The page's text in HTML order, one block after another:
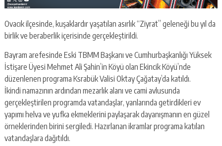
Ovacık ilçesinde, kuşaklardır yaşatılan asırlık “Ziyrat” geleneği bu yıl da
birlik ve beraberlik içerisinde gerçekleştirildi.
Bayram arefesinde Eski TBMM Başkanı ve Cumhurbaşkanlığı Yüksek
İstişare Üyesi Mehmet Ali Şahin’in Köyü olan Ekincik Köyü’nde
düzenlenen programa Ksrabük Valisi Oktay Çağatay’da katıldı.
İkindi namazının ardından mezarlık alanı ve cami avlusunda
gerçekleştirilen programda vatandaşlar, yanlarında getirdikleri ev
yapımı helva ve yufka ekmeklerini paylaşarak dayanışmanın en güzel
örneklerinden birini sergiledi. Hazırlanan ikramlar programa katılan
vatandaşlara dağıtıldı.